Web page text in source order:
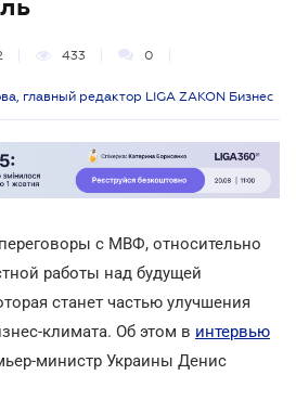
433 0
главный редактор LIGA ZAKON Бизнес
с МВФ, относительно
работы над будущей
станет частью улучшения
климата. Об этом в интервью
министр Украины Денис